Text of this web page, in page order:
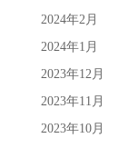
2024年2月
2024年1月
2023年12月
2023年11月
2023年10月